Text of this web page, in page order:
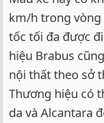
km/h trong vòng
tốc tối đa được
hiệu Brabus
nội thất theo sở
Thương hiệu có
da và Alcantara